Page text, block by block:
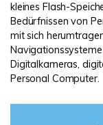
kleines Flash-
Bedürfnissen von
mit sich
Digitalkameras,
Personal Computer.